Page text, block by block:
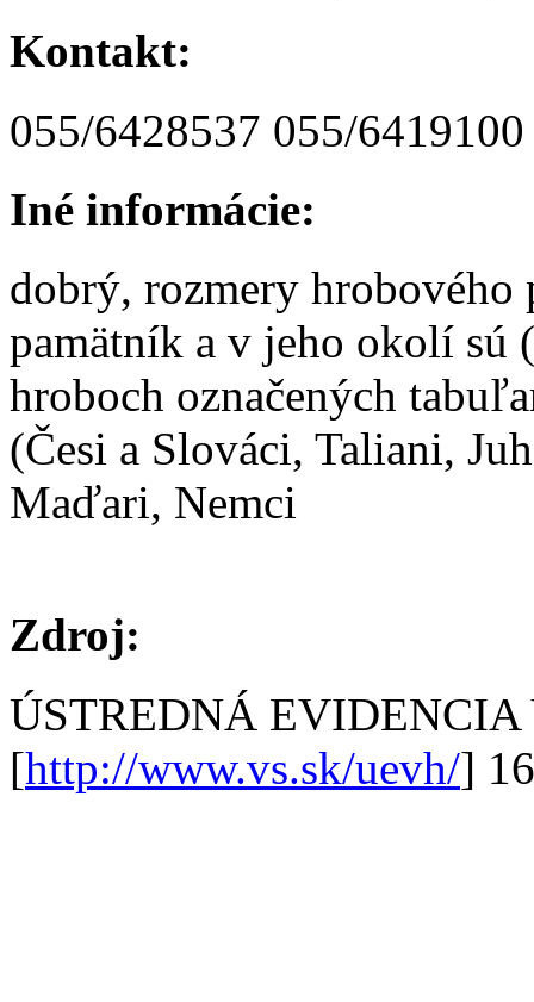
Kontakt:
055/6428537 055/6419100
Iné informácie:
dobrý, rozmery
pamätník a v jeho okolí
hroboch označených
(Česi a Slováci, Taliani,
Maďari, Nemci
Zdroj:
ÚSTREDNÁ
[http://www.vs.sk/uevh/]